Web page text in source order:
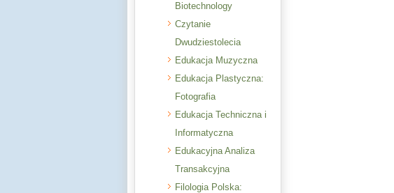
Biotechnology
Czytanie
Dwudziestolecia
Edukacja Muzyczna
Edukacja Plastyczna:
Fotografia
Edukacja Techniczna i
Informatyczna
Edukacyjna Analiza
Transakcyjna
Filologia Polska: